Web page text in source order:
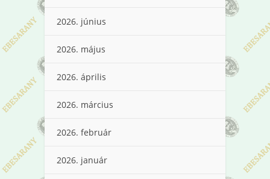
2026. június
2026. május
2026. április
2026. március
2026. február
2026. január